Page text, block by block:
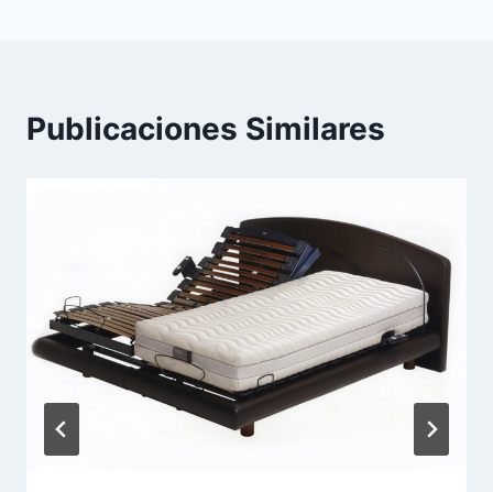
Publicaciones Similares